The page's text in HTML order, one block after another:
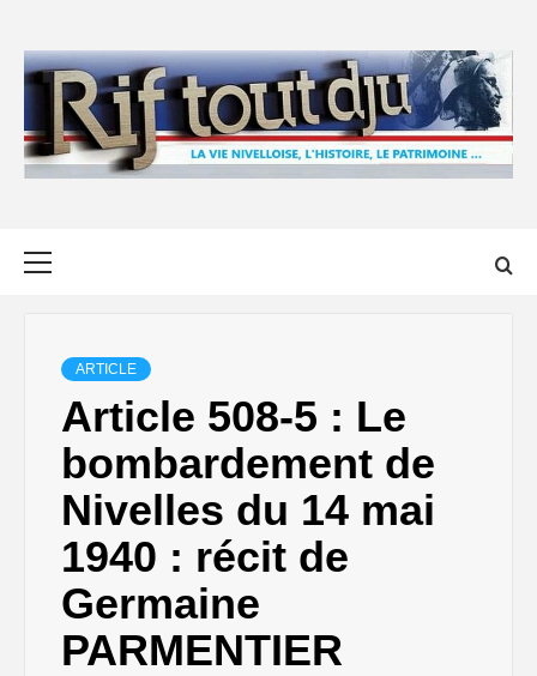
content
ARTICLE
Article 508-5 : Le
bombardement de
Nivelles du 14 mai
1940 : récit de
Germaine
PARMENTIER